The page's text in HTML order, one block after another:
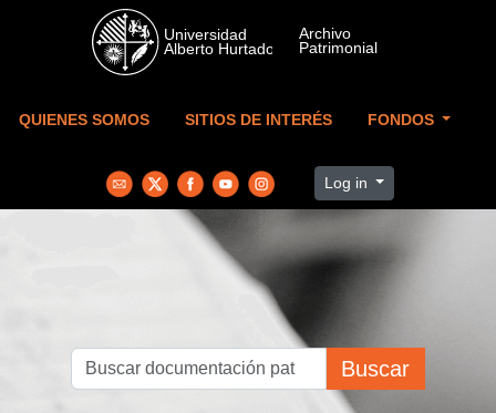
Skip to main content
QUIENES SOMOS SITIOS DE INTERÉS FONDOS
Log in
Buscar